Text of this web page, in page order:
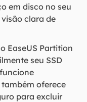
em disco no seu
visão clara de
EaseUS Partition
seu SSD
oferece
para excluir